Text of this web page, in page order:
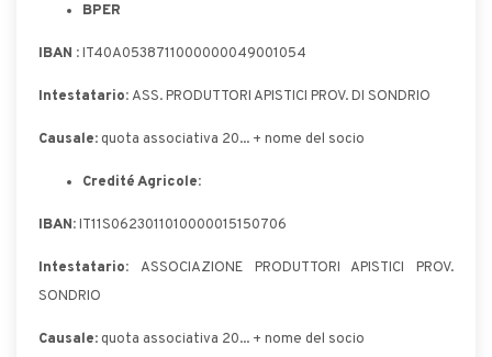
BPER
IBAN :IT40A0538711000000049001054
Intestatario:ASS. PRODUTTORI APISTICI PROV. DI SONDRIO
Causale: quota associativa 20... + nome del socio
Credité Agricole:
IBAN:IT11S0623011010000015150706
Intestatario: ASSOCIAZIONE PRODUTTORI APISTICI PROV.
SONDRIO
Causale: quota associativa 20... + nome del socio